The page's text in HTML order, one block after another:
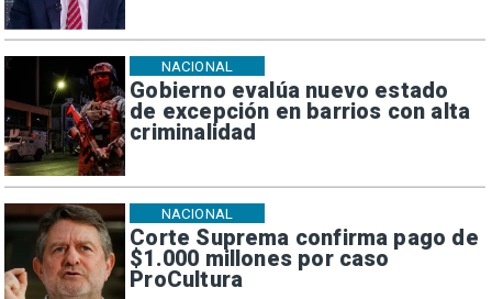
Gobierno evalúa nuevo estado
de excepción en barrios con alta
criminalidad
NACIONAL
Corte Suprema confirma pago de
$1.000 millones por caso
ProCultura
NACIONAL